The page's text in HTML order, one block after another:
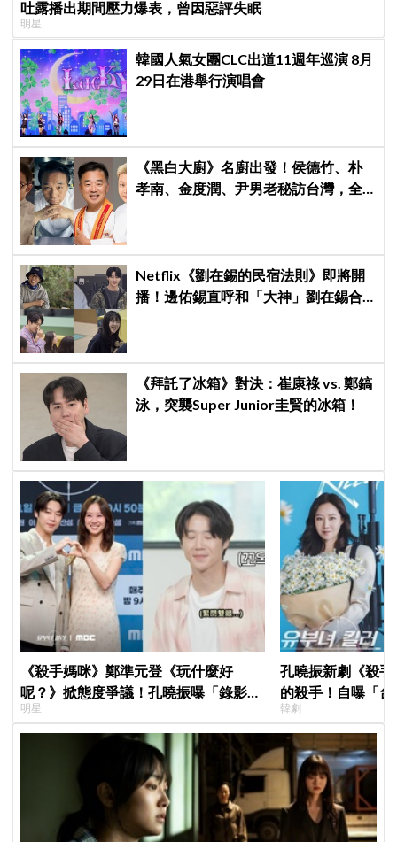
吐露播出期間壓力爆表，曾因惡評失眠
明星
韓國人氣女團CLC出道11週年巡演 8月
29日在港舉行演唱會
《黑白大廚》名廚出發！侯德竹、朴
孝南、金度潤、尹男老秘訪台灣，全
Netflix《劉在錫的民宿法則》即將開
播！邊佑錫直呼和「大神」劉在錫合
《拜託了冰箱》對決：崔康祿 vs. 鄭鎬
泳，突襲Super Junior圭賢的冰箱！
《殺手媽咪》鄭準元登《玩什麼好
呢？》掀態度爭議！孔曉振曝「錄影後
真的吐了」心疼喊：沒能救你
明星
孔曉振新劇《殺
的殺手！自曝「
小很多XD
韓劇